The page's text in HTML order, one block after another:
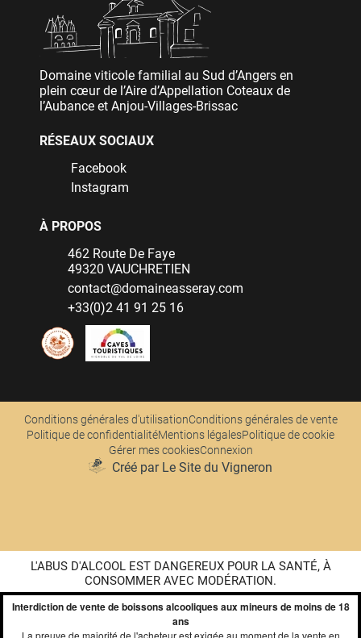
Domaine viticole familial au Sud d’Angers en
plein cœur de l’Aire d’Appellation Coteaux de
l’Aubance et Anjou-Villages-Brissac
RÉSEAUX SOCIAUX
Facebook
Instagram
À PROPOS
462 Route De Faye
49320 VAUCHRETIEN
contact@domaineasseray.com
+33(0)2 41 91 25 16
Conditions générales d'utilisationConditions générales de vente
Politique de confidentialitéMentions légalesPolitique de cookie
Gérer mes cookiesConnexion
Créé par Le Site du Vigneron
L'ABUS D'ALCOOL EST DANGEREUX POUR LA SANTÉ, À
CONSOMMER AVEC MODÉRATION.
Interdiction de vente de boissons alcooliques aux mineurs de moins de 18
ans
La preuve de majorité de l'acheteur est exigée au moment de la vente en